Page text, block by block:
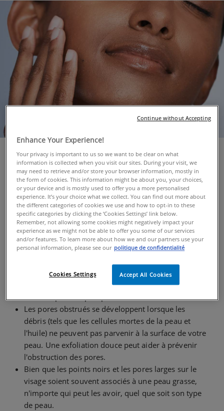
Quelques informations de base
sur les Pores du visage
Les pores sont de petites ouvertures à la surface de
votre peau d'où émergent le sébum (l'huile naturelle
de votre peau) et la sueur.
Contrairement à une croyance populaire, vous ne
génétiquement déterminée. Cependant, certains
produits de soin de la peau peuvent aider les pores
dilatés à paraître plus petits.
Les pores obstrués se développent lorsque les
débris (tels que les cellules mortes de la peau et
l'huile) ne peuvent pas parvenir à la surface de votre
peau. Une exfoliation douce peut aider à prévenir
l'obstruction des pores.
Bien que les points noirs et les pores larges sur le
visage soient souvent associés à une peau grasse,
n'importe qui peut les avoir, quel que soit son type
de peau.
Enhance Your Experience!
Your privacy is important to us so we want to be clear on what
information is collected when you visit our sites. During your visit, we
may need to retrieve and/or store your browser information, mostly in
the form of cookies. This information might be about you, your choices,
or your device and is mostly used to offer you a more personalised
experience. It’s your choice what we collect. You can find out more about
the different categories of cookies we use and how to opt-in to these
specific categories by clicking the ‘Cookies Settings’ link below.
Remember, not allowing some cookies might negatively impact your
experience as we might not be able to offer you some of our services
and/or features. To learn more about how we and our partners use your
personal information, please see our politique de confidentialité
Cookies Settings Accept All Cookies
Continue without Accepting